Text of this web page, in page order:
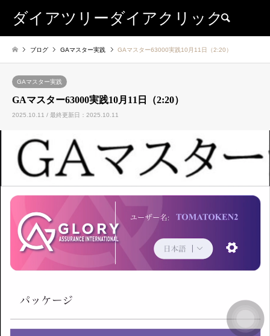
ダイアツリーダイアクリック
ブログ GAマスター実践 GAマスター63000実践10月11日（2:20）
GAマスター実践
GAマスター63000実践10月11日（2:20）
2025.10.11 / 最終更新日：2025.10.11